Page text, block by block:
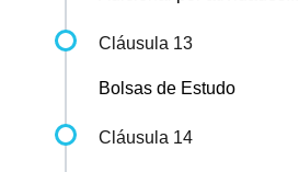
Cláusula 13
Bolsas de Estudo
Cláusula 14